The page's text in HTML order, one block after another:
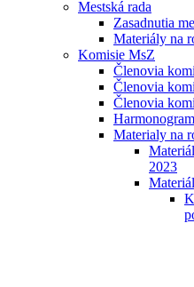
Mestská rada
Zasadnutia
Materiály na
Komisie MsZ
Členovia
Členovia
Členovia
Materialy na
2023